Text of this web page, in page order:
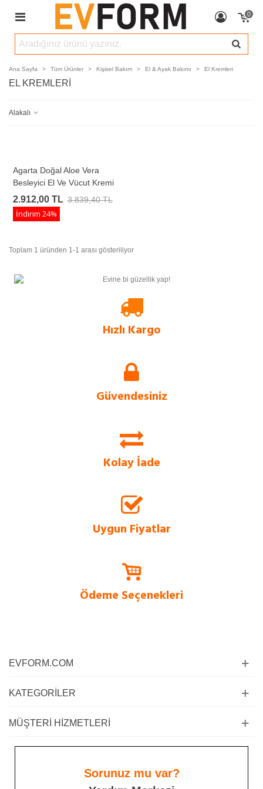
0
Ana Sayfa > Tüm Ürünler > Kişisel Bakım > El & Ayak Bakımı > El Kremleri
EL KREMLERI
Alakalı
Agarta Doğal Aloe Vera
Besleyici El Ve Vücut Kremi
75 Ml
2.912,00 TL 3.839,40 TL
İndirim 24%
Toplam 1 üründen 1-1 arası gösteriliyor
Hızlı Kargo
Güvendesiniz
Kolay İade
Uygun Fiyatlar
Ödeme Seçenekleri
EVFORM.COM
KATEGORILER
MÜŞTERI HIZMETLERI
Sorunuz mu var?